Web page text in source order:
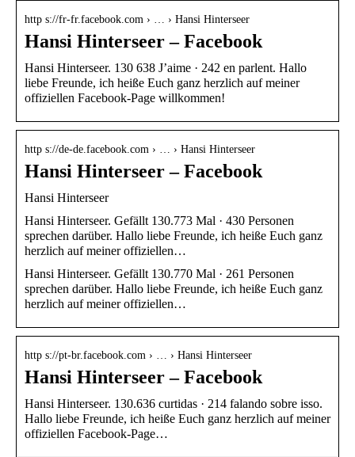
http s://fr-fr.facebook.com › … › Hansi Hinterseer
Hansi Hinterseer – Facebook
Hansi Hinterseer. 130 638 J’aime · 242 en parlent. Hallo
liebe Freunde, ich heiße Euch ganz herzlich auf meiner
offiziellen Facebook-Page willkommen!
http s://de-de.facebook.com › … › Hansi Hinterseer
Hansi Hinterseer – Facebook
Hansi Hinterseer
Hansi Hinterseer. Gefällt 130.773 Mal · 430 Personen
sprechen darüber. Hallo liebe Freunde, ich heiße Euch ganz
herzlich auf meiner offiziellen…
Hansi Hinterseer. Gefällt 130.770 Mal · 261 Personen
sprechen darüber. Hallo liebe Freunde, ich heiße Euch ganz
herzlich auf meiner offiziellen…
http s://pt-br.facebook.com › … › Hansi Hinterseer
Hansi Hinterseer – Facebook
Hansi Hinterseer. 130.636 curtidas · 214 falando sobre isso.
Hallo liebe Freunde, ich heiße Euch ganz herzlich auf meiner
offiziellen Facebook-Page…